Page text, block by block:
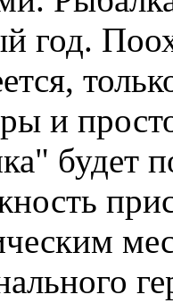
год.
и
будет